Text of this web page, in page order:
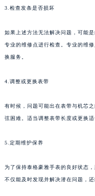
3.检查发条是否损坏
如果上述方法无法解决问题，可能
专业的维修点进行检查。专业的维
换服务。
4.调整或更换表带
有时候，问题可能出在表带与机芯
弦困难。适当调整表带长度或更换
5.定期维护保养
为了保持泰格豪雅手表的良好状态
不仅能及时发现并解决潜在问题，还